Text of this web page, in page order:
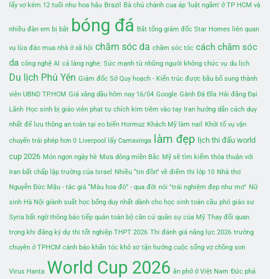
lấy vợ kém 12 tuổi như hoa hậu Brazil Bà chủ chành cua áp 'luật ngầm' ở TP HCM và
nhiều đàn em bị bắt bóng đá Bắt tổng giám đốc Star Homes liên quan
vụ lừa đảo mua nhà ở xã hội chăm sóc da chăm sóc tóc cách chăm sóc
da công nghệ AI cả làng nghe: Sức mạnh từ những người không chức vụ du lịch
Du lịch Phú Yên Giám đốc Sở Quy hoạch - Kiến trúc được bầu bổ sung thành
viên UBND TP.HCM Giá xăng dầu hôm nay 16/04 Google Gành Đá Đĩa Hải đăng Đại
Lãnh Học sinh bị giáo viên phạt tự chích kim tiêm vào tay Iran hướng dẫn cách duy
nhất để lưu thông an toàn tại eo biển Hormuz Khách Mỹ làm nail Khởi tố vụ vận
chuyển trái phép hơn 0 Liverpool lấy Camavinga làm đẹp lịch thi đấu world
cup 2026 Món ngon ngày hè Mưa dông miền Bắc Mỹ sẽ tìm kiếm thỏa thuận với
Iran bất chấp lập trường của Israel
Nhiều “tin đồn” về điểm thi lớp 10 Nhà thơ
Nguyễn Đức Mậu - tác giả “Màu hoa đỏ” - qua đời nói "trải nghiệm đẹp như mơ" Nữ
sinh Hà Nội giành suất học bổng duy nhất dành cho học sinh toàn cầu phó giáo sư
Syria bất ngờ thông báo tiếp quản toàn bộ căn cứ quân sự của Mỹ Thay đổi quan
trọng khi đăng ký dự thi tốt nghiệp THPT 2026 Thi đánh giá năng lực 2026 trường
chuyên ở TPHCM cảnh báo khẩn tóc khô xơ tận hưởng cuộc sống vợ chồng son
Virus Hanta World Cup 2026 ăn phở ở Việt Nam Đức phá